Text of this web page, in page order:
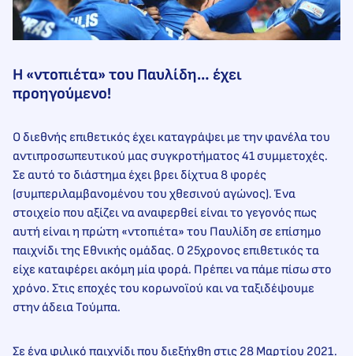
Η «ντοπιέτα» του Παυλίδη… έχει
προηγούμενο!
Ο διεθνής επιθετικός έχει καταγράψει με την φανέλα του
αντιπροσωπευτικού μας συγκροτήματος 41 συμμετοχές.
Σε αυτό το διάστημα έχει βρει δίχτυα 8 φορές
(συμπεριλαμβανομένου του χθεσινού αγώνος). Ένα
στοιχείο που αξίζει να αναφερθεί είναι το γεγονός πως
αυτή είναι η πρώτη «ντοπιέτα» του Παυλίδη σε επίσημο
παιχνίδι της Εθνικής ομάδας. Ο 25χρονος επιθετικός τα
είχε καταφέρει ακόμη μία φορά. Πρέπει να πάμε πίσω στο
χρόνο. Στις εποχές του κορωνοϊού και να ταξιδέψουμε
στην άδεια Τούμπα.
Σε ένα φιλικό παιχνίδι που διεξήχθη στις 28 Μαρτίου 2021.